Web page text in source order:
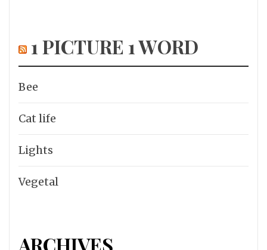
1 PICTURE 1 WORD
Bee
Cat life
Lights
Vegetal
ARCHIVES